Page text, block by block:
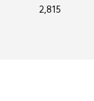
2,815